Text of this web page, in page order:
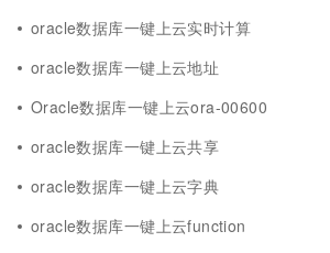
oracle数据库一键上云实时计算
oracle数据库一键上云地址
Oracle数据库一键上云ora-00600
oracle数据库一键上云共享
oracle数据库一键上云字典
oracle数据库一键上云function